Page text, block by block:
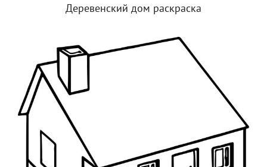
Деревенский дом раскраска